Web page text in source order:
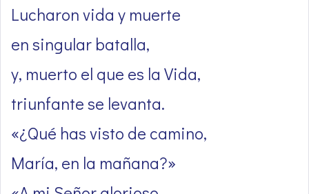
Lucharon vida y muerte
en singular batalla,
y, muerto el que es la Vida,
triunfante se levanta.
«¿Qué has visto de camino,
María, en la mañana?»